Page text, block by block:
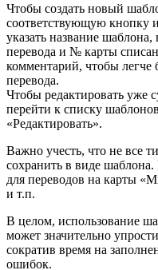
Чтобы создать новый
соответствующую кнопку
указать название
перевода и № карты
комментарий, чтобы легче
перевода.
Чтобы редактировать уже
перейти к списку
«Редактировать».
Важно учесть, что не все
сохранить в виде
для переводов на карты
и т.п.
В целом, использование
может значительно
сократив время на
ошибок.